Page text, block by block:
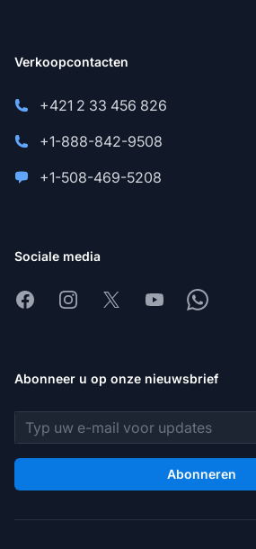
Verkoopcontacten
+421 2 33 456 826
+1-888-842-9508
+1-508-469-5208
Sociale media
FacebookInstagram
X YoutubeWhatsapp
Abonneer u op onze nieuwsbrief
E-mailadres
Abonneren